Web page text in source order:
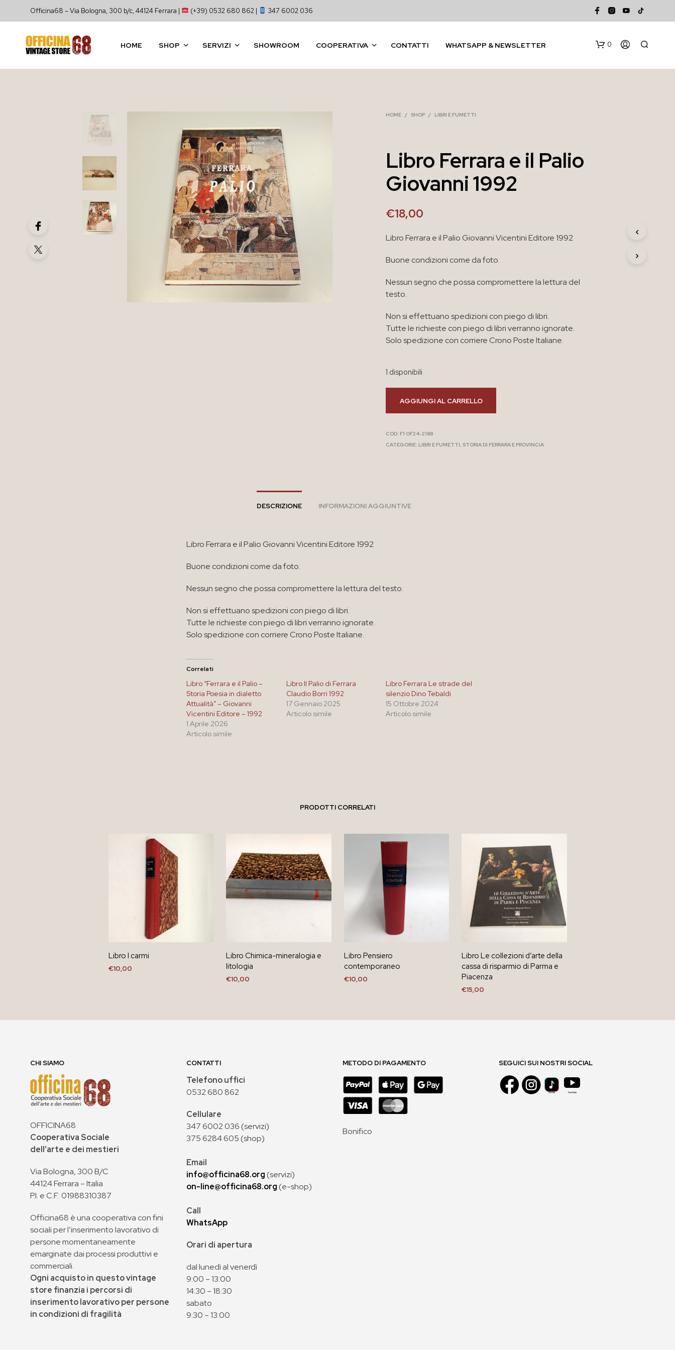
Officina68 – Via Bologna, 300 b/c, 44124 Ferrara | (+39) 0532 680 862 | 347 6002 036
HOME SHOP SERVIZI SHOWROOM COOPERATIVA CONTATTI WHATSAPP & NEWSLETTER 0
HOME / SHOP / LIBRI E FUMETTI
Libro Ferrara e il Palio
Giovanni 1992
€18,00
Libro Ferrara e il Palio Giovanni Vicentini Editore 1992
Buone condizioni come da foto.
Nessun segno che possa compromettere la lettura del
testo.
Non si effettuano spedizioni con piego di libri.
Tutte le richieste con piego di libri verranno ignorate.
Solo spedizione con corriere Crono Poste Italiane.
1 disponibili
AGGIUNGI AL CARRELLO
COD: F1 OF24-2188
CATEGORIE: LIBRI E FUMETTI, STORIA DI FERRARA E PROVINCIA
DESCRIZIONE INFORMAZIONI AGGIUNTIVE
Libro Ferrara e il Palio Giovanni Vicentini Editore 1992
Buone condizioni come da foto.
Nessun segno che possa compromettere la lettura del testo.
Non si effettuano spedizioni con piego di libri.
Tutte le richieste con piego di libri verranno ignorate.
Solo spedizione con corriere Crono Poste Italiane.
Correlati
Libro “Ferrara e il Palio –
Storia Poesia in dialetto
Attualità” – Giovanni
Vicentini Editore – 1992
1 Aprile 2026
Articolo simile
Libro Il Palio di Ferrara
Claudio Borri 1992
17 Gennaio 2025
Articolo simile
Libro Ferrara Le strade del
silenzio Dino Tebaldi
15 Ottobre 2024
Articolo simile
PRODOTTI CORRELATI
Libro I carmi
€10,00
Libro Chimica-mineralogia e
litologia
€10,00
Libro Pensiero
contemporaneo
€10,00
Libro Le collezioni d’arte della
cassa di risparmio di Parma e
Piacenza
€15,00
CHI SIAMO
OFFICINA68
Cooperativa Sociale
dell’arte e dei mestieri
Via Bologna, 300 B/C
44124 Ferrara – Italia
P.I. e C.F.: 01988310387
Officina68 è una cooperativa con fini
sociali per l’inserimento lavorativo di
persone momentaneamente
emarginate dai processi produttivi e
commerciali.
Ogni acquisto in questo vintage
store finanzia i percorsi di
inserimento lavorativo per persone
in condizioni di fragilità
CONTATTI
Telefono uffici
0532 680 862
Cellulare
347 6002 036 (servizi)
375 6284 605 (shop)
Email
info@officina68.org(servizi)
on-line@officina68.org(e-shop)
Call
WhatsApp
Orari di apertura
dal lunedì al venerdì
9:00 – 13:00
14:30 – 18:30
sabato
9:30 – 13:00
METODO DI PAGAMENTO
Bonifico
SEGUICI SUI NOSTRI SOCIAL